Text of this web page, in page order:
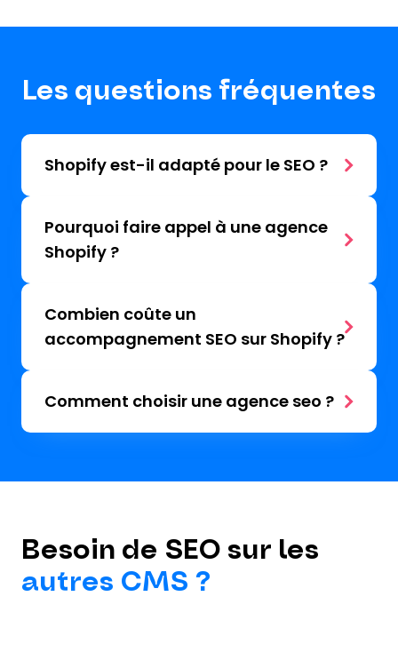
Les questions fréquentes
Shopify est-il adapté pour le SEO ?
Pourquoi faire appel à une agence
Shopify ?
Combien coûte un
accompagnement SEO sur Shopify ?
Comment choisir une agence seo ?
Besoin de SEO sur les
autres CMS ?